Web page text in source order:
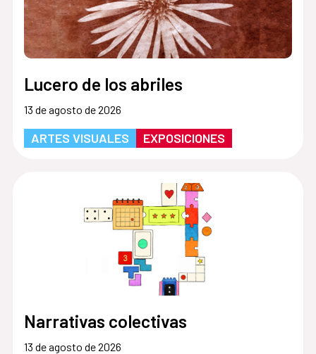
Lucero de los abriles
13 de agosto de 2026
ARTES VISUALES EXPOSICIONES
Narrativas colectivas
13 de agosto de 2026